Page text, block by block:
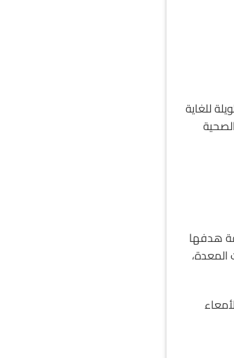
للغاية
على تقنية واحدة فقط بل 3 عوامل مختلفة هدفها